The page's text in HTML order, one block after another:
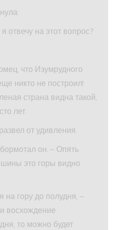
отвечу на этот вопрос?
что Изумрудного
никто не построил!
страна видна такой,
лет.
от удивления.
он. – Опять
это горы видно
на гору до полудня, –
восхождение
то можно будет